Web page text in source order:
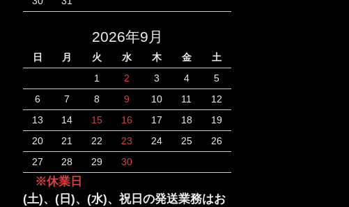
2026年9月
日 月 火 水 木 金
土
1
2 3 4
5
6
7 8 9 10 11
12
13
14 15 16 17 18
19
20
21 22 23 24 25
26
27
28 29 30
※休業日
(土)、(日)、(水)、祝日の発送業務はお